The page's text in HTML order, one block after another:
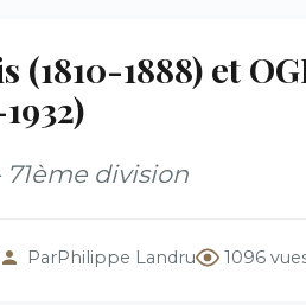
(1810-1888) et
71ème division
ParPhilippe Landru 1096